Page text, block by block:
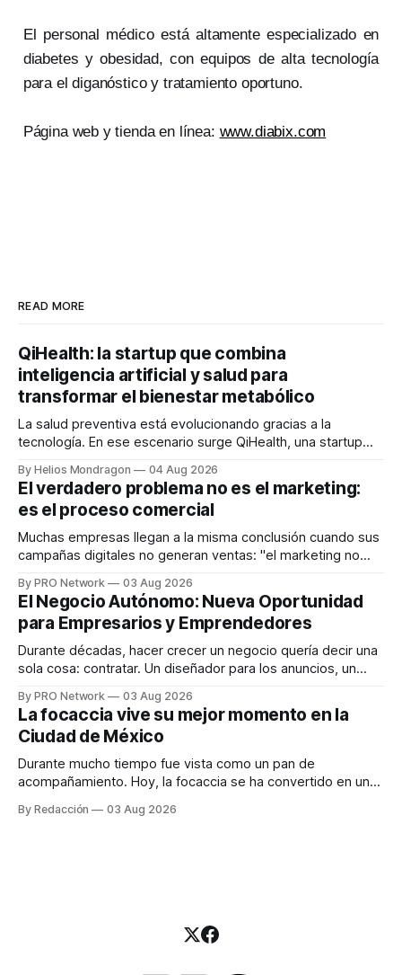
El personal médico está altamente especializado en
diabetes y obesidad, con equipos de alta tecnología
para el diganóstico y tratamiento oportuno.
Página web y tienda en línea: www.diabix.com
READ MORE
QiHealth: la startup que combina
inteligencia artificial y salud para
transformar el bienestar metabólico
La salud preventiva está evolucionando gracias a la
tecnología. En ese escenario surge QiHealth, una startup
dispositivos inteligentes, inteligencia artificial y monitoreo
en tiempo real para ayudar a las personas a tomar mejores
decisiones sobre su salud metabólica. Su propuesta busca
responder
By Helios Mondragon 04 Aug 2026
El verdadero problema no es el marketing:
es el proceso comercial
Muchas empresas llegan a la misma conclusión cuando sus
campañas digitales no generan ventas: "el marketing no
INTERIUS, el problema suele estar en otro lugar. Durante
una entrevista para el podcast SER PRO, el especialista en
marketing digital explicó que
By PRO Network 03 Aug 2026
El Negocio Autónomo: Nueva Oportunidad
para Empresarios y Emprendedores
Durante décadas, hacer crecer un negocio quería decir una
sola cosa: contratar. Un diseñador para los anuncios, un
para los textos, alguien que supiera de publicidad digital
para encontrar prospectos, un vendedor para atender
llamadas y mensajes, y —con suerte— una persona
By PRO Network 03 Aug 2026
La focaccia vive su mejor momento en la
Ciudad de México
Durante mucho tiempo fue vista como un pan de
acompañamiento. Hoy, la focaccia se ha convertido en uno
artesanal, ingredientes de calidad y experiencias que
By Redacción 03 Aug 2026